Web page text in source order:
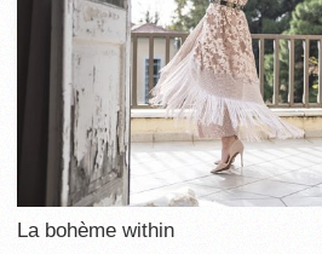
La bohème within